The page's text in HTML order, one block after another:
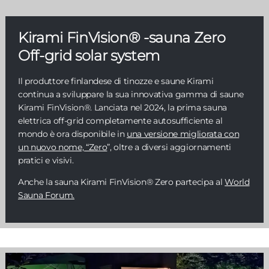
Kirami FinVision® -sauna Zero
Off-grid solar system
Il produttore finlandese di tinozze e saune Kirami
continua a sviluppare la sua innovativa gamma di saune
Kirami FinVision®. Lanciata nel 2024, la prima sauna
elettrica off-grid completamente autosufficiente al
mondo è ora disponibile in una versione migliorata con
un nuovo nome, “Zero”, oltre a diversi aggiornamenti
pratici e visivi.
Anche la sauna Kirami FinVision® Zero partecipa alWorld
Sauna Forum.